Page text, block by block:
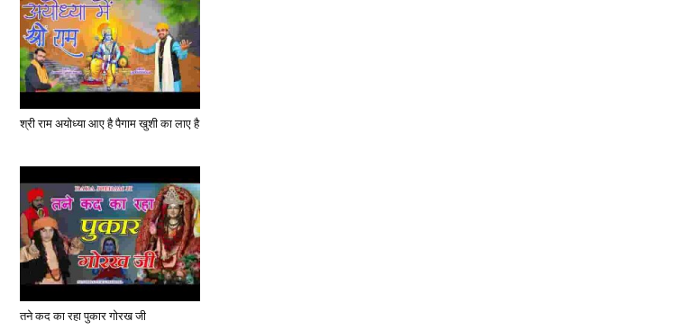
श्री राम अयोध्या आए है पैगाम खुशी का लाए है
तने कद का रहा पुकार गोरख जी